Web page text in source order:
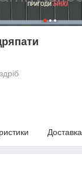
Доставка